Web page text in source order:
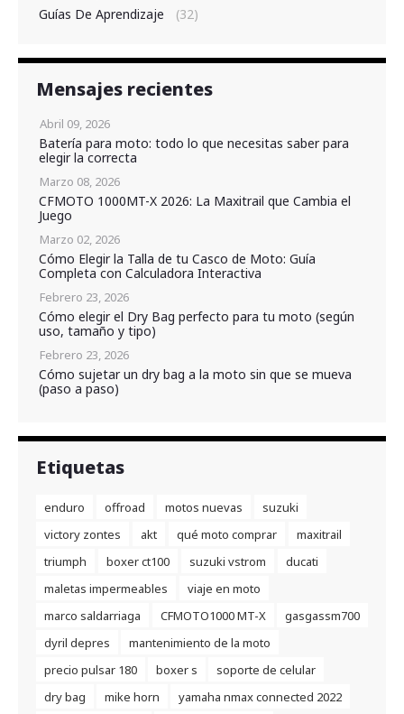
Guías De Aprendizaje
(32)
Mensajes recientes
Abril 09, 2026
Batería para moto: todo lo que necesitas saber para
elegir la correcta
Marzo 08, 2026
CFMOTO 1000MT-X 2026: La Maxitrail que Cambia el
Juego
Marzo 02, 2026
Cómo Elegir la Talla de tu Casco de Moto: Guía
Completa con Calculadora Interactiva
Febrero 23, 2026
Cómo elegir el Dry Bag perfecto para tu moto (según
uso, tamaño y tipo)
Febrero 23, 2026
Cómo sujetar un dry bag a la moto sin que se mueva
(paso a paso)
Etiquetas
enduro offroad motos nuevas
suzuki
victory zontes
akt qué moto comprar
maxitrail
triumph
boxer ct100 suzuki vstrom
ducati
maletas impermeables
viaje en moto
marco saldarriaga
CFMOTO1000 MT-X
gasgassm700
dyril depres
mantenimiento de la moto
precio pulsar 180
boxer s
soporte de celular
dry bag
mike horn
yamaha nmax connected 2022